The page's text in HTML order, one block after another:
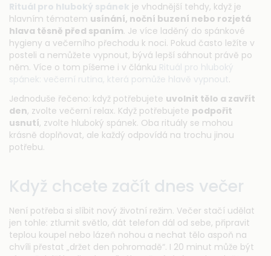
Rituál pro hluboký spánek je vhodnější tehdy, když je
hlavním tématem usínání, noční buzení nebo rozjetá
hlava těsně před spaním. Je více laděný do spánkové
hygieny a večerního přechodu k noci. Pokud často ležíte v
posteli a nemůžete vypnout, bývá lepší sáhnout právě po
něm. Více o tom píšeme i v článku Rituál pro hluboký
spánek: večerní rutina, která pomůže hlavě vypnout.
Jednoduše řečeno: když potřebujete uvolnit tělo a zavřít
den, zvolte večerní relax. Když potřebujete podpořit
usnutí, zvolte hluboký spánek. Oba rituály se mohou
krásně doplňovat, ale každý odpovídá na trochu jinou
potřebu.
Když chcete začít dnes večer
Není potřeba si slíbit nový životní režim. Večer stačí udělat
jen tohle: ztlumit světlo, dát telefon dál od sebe, připravit
teplou koupel nebo lázeň nohou a nechat tělo aspoň na
chvíli přestat „držet den pohromadě“. I 20 minut může být